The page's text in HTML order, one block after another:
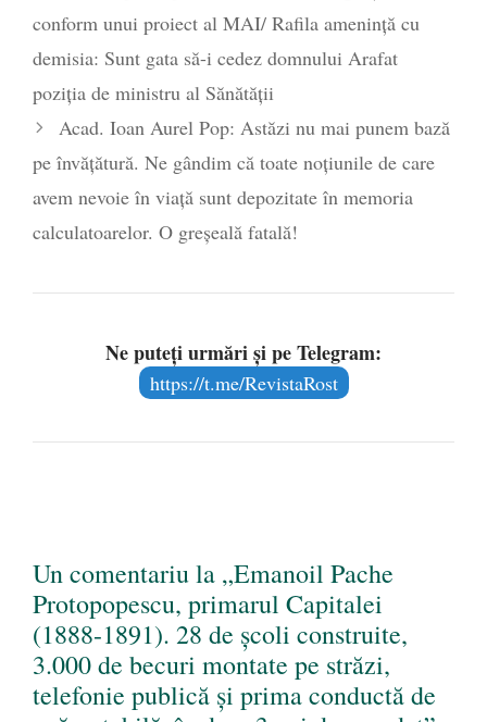
conform unui proiect al MAI/ Rafila amenință cu
demisia: Sunt gata să-i cedez domnului Arafat
poziţia de ministru al Sănătăţii
Acad. Ioan Aurel Pop: Astăzi nu mai punem bază
pe învățătură. Ne gândim că toate noțiunile de care
avem nevoie în viață sunt depozitate în memoria
calculatoarelor. O greșeală fatală!
Ne puteți urmări și pe Telegram:
https://t.me/RevistaRost
Un comentariu la „Emanoil Pache
Protopopescu, primarul Capitalei
(1888-1891). 28 de școli construite,
3.000 de becuri montate pe străzi,
telefonie publică și prima conductă de